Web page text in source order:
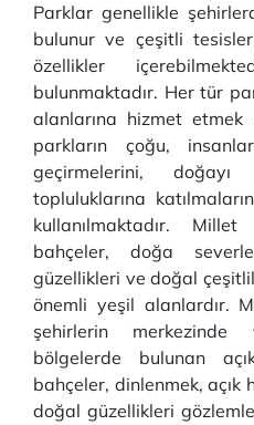
Parklar genellikle
bulunur ve çeşitli
özellikler
bulunmaktadır. Her tür
alanlarına hizmet etmek
parkların çoğu,
geçirmelerini, doğayı
topluluklarına
kullanılmaktadır.
bahçeler, doğa
güzellikleri ve doğal
önemli yeşil alanlardır.
şehirlerin
bölgelerde bulunan
bahçeler, dinlenmek,
doğal güzellikleri